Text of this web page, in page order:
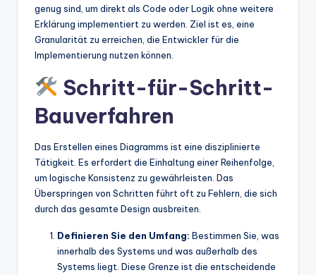
genug sind, um direkt als Code oder Logik ohne weitere
Erklärung implementiert zu werden. Ziel ist es, eine
Granularität zu erreichen, die Entwickler für die
Implementierung nutzen können.
Schritt-für-Schritt-
Bauverfahren
Das Erstellen eines Diagramms ist eine disziplinierte
Tätigkeit. Es erfordert die Einhaltung einer Reihenfolge,
um logische Konsistenz zu gewährleisten. Das
Überspringen von Schritten führt oft zu Fehlern, die sich
durch das gesamte Design ausbreiten.
Definieren Sie den Umfang: Bestimmen Sie, was
innerhalb des Systems und was außerhalb des
Systems liegt. Diese Grenze ist die entscheidende